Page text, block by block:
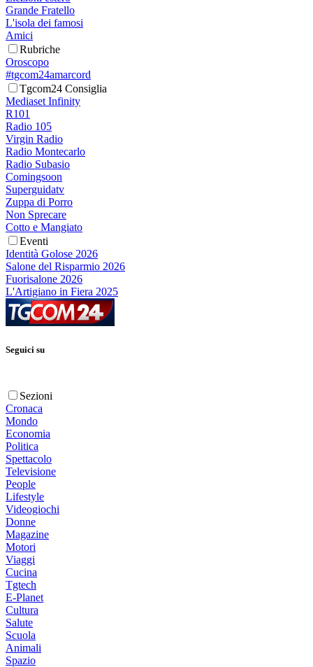
Grande Fratello
L'isola dei famosi
Amici
Rubriche
Oroscopo
#tgcom24amarcord
Tgcom24 Consiglia
Mediaset Infinity
R101
Radio 105
Virgin Radio
Radio Montecarlo
Radio Subasio
Comingsoon
Superguidatv
Zuppa di Porro
Non Sprecare
Cotto e Mangiato
Eventi
Identità Golose 2026
Salone del Risparmio 2026
Fuorisalone 2026
L'Artigiano in Fiera 2025
Seguici su
Sezioni
Cronaca
Mondo
Economia
Politica
Spettacolo
Televisione
People
Lifestyle
Videogiochi
Donne
Magazine
Motori
Viaggi
Cucina
Tgtech
E-Planet
Cultura
Salute
Scuola
Animali
Spazio